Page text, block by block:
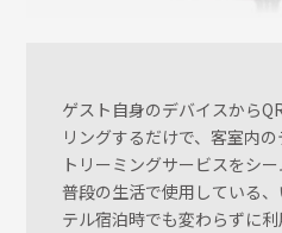
ゲスト自身のデバイスから
リングするだけで、客室内
トリーミングサービスをシ
普段の生活で使用している
テル宿泊時でも変わらずに